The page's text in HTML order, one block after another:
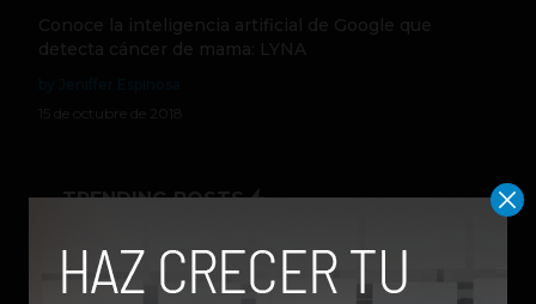
Conoce la inteligencia artificial de Google que
detecta cáncer de mama: LYNA
15 de octubre de 2018
TRENDING POSTS
con modelos enfocados en IA
generativa de imágenes